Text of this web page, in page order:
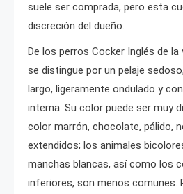
suele ser comprada, pero esta
discreción del dueño.
De los perros Cocker Inglés de la
se distingue por un pelaje
largo, ligeramente ondulado y
interna. Su color puede ser muy
color marrón, chocolate, pálido,
extendidos; los animales
manchas blancas, así como los
inferiores, son menos comunes.